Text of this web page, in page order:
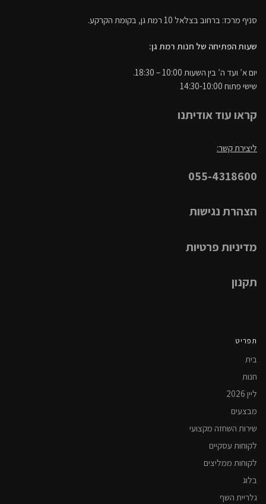
סניף מרכז: ברחוב בצלאל 10 רמת גן, בקומת הקרקע.
שעות הפתיחה של חנות רמת גן:
יום א’ ועד ה’ בין השעות 10:00 – 18:30.
שישי פתוח 14:30-10:00
קראו עוד אודיתנו
ליצירת קשר:
055-4318600
הצהרת נגישות
מדיניות פרטיות
תקנון
תפריט
בית
חנות
ליין 2026
מבצעים
שירות השחזה מקצועי
לקוחות עסקיים
לקוחות ממליצים
בלוג
גלריית השף